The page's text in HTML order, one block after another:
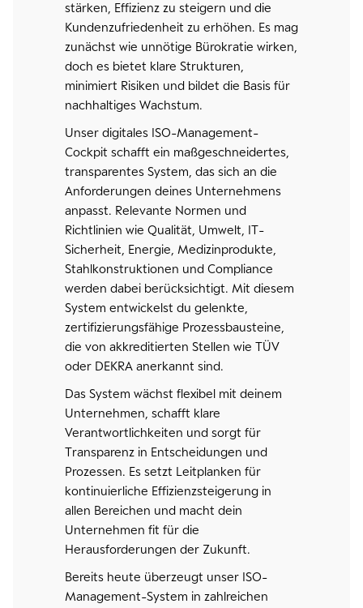
stärken, Effizienz zu steigern und die
Kundenzufriedenheit zu erhöhen. Es mag
zunächst wie unnötige Bürokratie wirken,
doch es bietet klare Strukturen,
minimiert Risiken und bildet die Basis für
nachhaltiges Wachstum.
Unser digitales ISO-Management-
Cockpit schafft ein maßgeschneidertes,
transparentes System, das sich an die
Anforderungen deines Unternehmens
anpasst. Relevante Normen und
Richtlinien wie Qualität, Umwelt, IT-
Sicherheit, Energie, Medizinprodukte,
Stahlkonstruktionen und Compliance
werden dabei berücksichtigt. Mit diesem
System entwickelst du gelenkte,
zertifizierungsfähige Prozessbausteine,
die von akkreditierten Stellen wie TÜV
oder DEKRA anerkannt sind.
Das System wächst flexibel mit deinem
Unternehmen, schafft klare
Verantwortlichkeiten und sorgt für
Transparenz in Entscheidungen und
Prozessen. Es setzt Leitplanken für
kontinuierliche Effizienzsteigerung in
allen Bereichen und macht dein
Unternehmen fit für die
Herausforderungen der Zukunft.
Bereits heute überzeugt unser ISO-
Management-System in zahlreichen